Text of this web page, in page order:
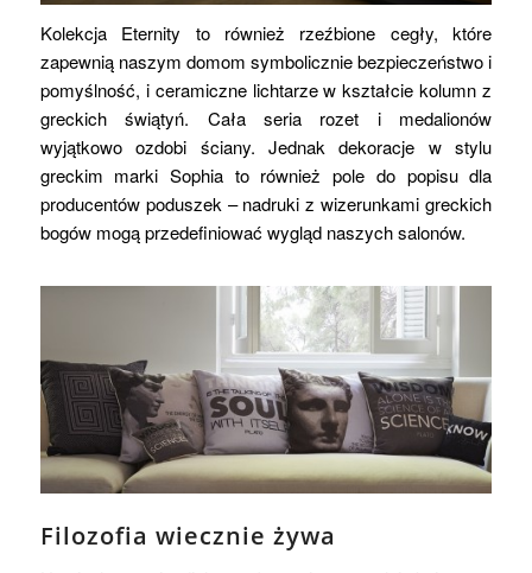
Kolekcja Eternity to również rzeźbione cegły, które
zapewnią naszym domom symbolicznie bezpieczeństwo i
pomyślność, i ceramiczne lichtarze w kształcie kolumn z
greckich świątyń. Cała seria rozet i medalionów
wyjątkowo ozdobi ściany. Jednak dekoracje w stylu
greckim marki Sophia to również pole do popisu dla
producentów poduszek – nadruki z wizerunkami greckich
bogów mogą przedefiniować wygląd naszych salonów.
Filozofia wiecznie żywa